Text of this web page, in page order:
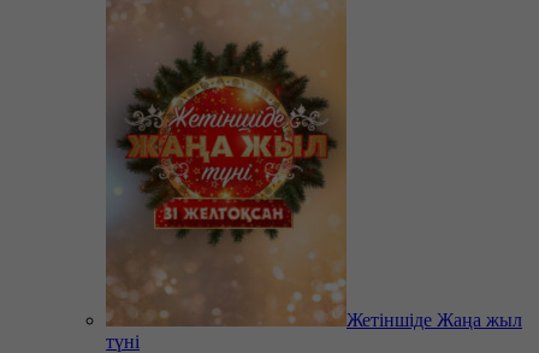
Жетіншіде Жаңа жыл
түні